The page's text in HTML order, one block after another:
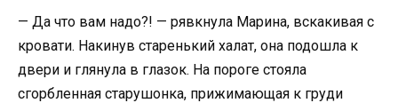
— Да что вам надо?! — рявкнула Марина, вскакивая с
кровати. Накинув старенький халат, она подошла к
двери и глянула в глазок. На пороге стояла
сгорбленная старушонка, прижимающая к груди